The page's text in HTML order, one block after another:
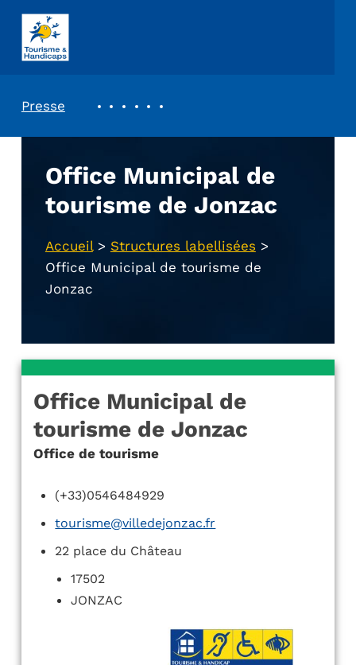
ASSOCIATION TOURISME ET HANDICAPS
Presse
Office Municipal de
tourisme de Jonzac
Accueil> Structures labellisées >
Office Municipal de tourisme de
Jonzac
Office Municipal de
tourisme de Jonzac
Office de tourisme
(+33)0546484929
tourisme@villedejonzac.fr
22 place du Château
17502
JONZAC